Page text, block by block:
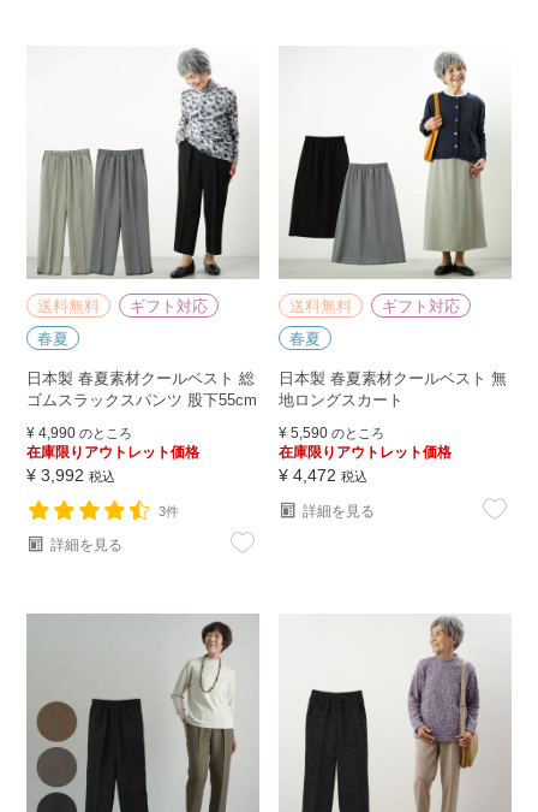
送料無料
ギフト対応
春夏
日本製 春夏素材クールベスト 総
ゴムスラックスパンツ 股下55cm
¥ 4,990 のところ
在庫限りアウトレット価格
¥ 3,992 税込
3件
詳細を見る
送料無料
ギフト対応
春夏
日本製 春夏素材クールベスト 無
地ロングスカート
¥ 5,590 のところ
在庫限りアウトレット価格
¥ 4,472 税込
詳細を見る